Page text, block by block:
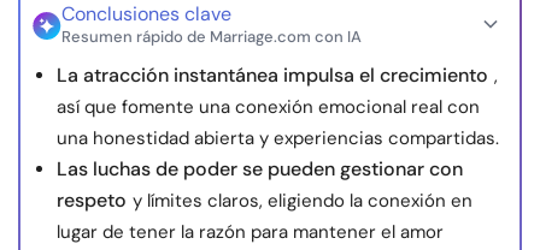
Conclusiones clave
Resumen rápido de Marriage.com con IA
La atracción instantánea impulsa el crecimiento ,
así que fomente una conexión emocional real con
una honestidad abierta y experiencias compartidas.
Las luchas de poder se pueden gestionar con
respeto y límites claros, eligiendo la conexión en
lugar de tener la razón para mantener el amor